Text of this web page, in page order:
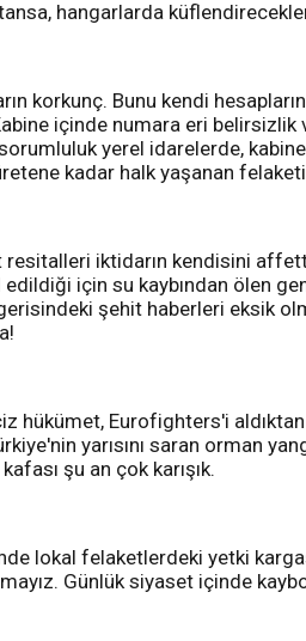
hangarlarda
korkunç. Bunu kendi
içinde numara eri
yerel idarelerde,
kadar halk yaşanan
iktidarın kendisini
için su kaybından ölen
şehit haberleri eksik
hükümet, Eurofighters'i
yarısını saran orman
şu an çok karışık.
lokal felaketlerdeki yetki
Günlük siyaset içinde